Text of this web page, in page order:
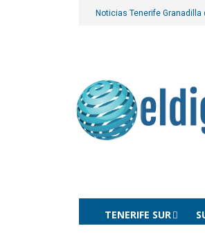
Noticias Tenerife Granadilla
TENERIFE SUR